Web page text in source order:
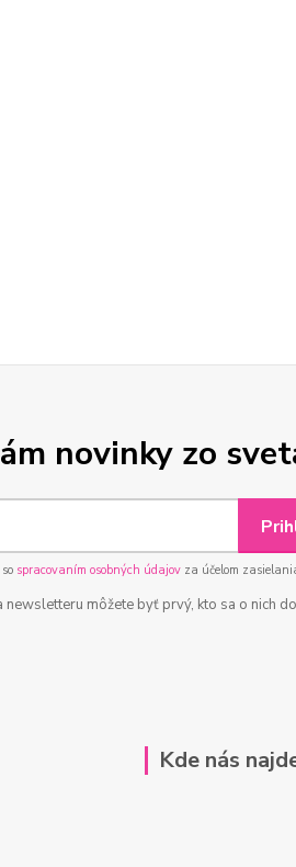
novinky zo
spracovaním osobných údajovza účelom
newsletteru môžete byť prvý, kto sa o nich
Kde nás